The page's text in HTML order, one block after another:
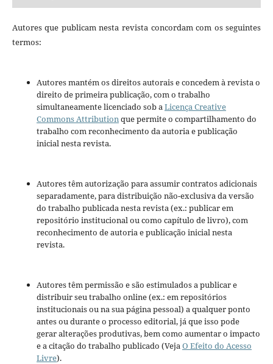
Autores que publicam nesta revista concordam com os seguintes
termos:
Autores mantém os direitos autorais e concedem à revista o
direito de primeira publicação, com o trabalho
simultaneamente licenciado sob a Licença Creative
Commons Attribution que permite o compartilhamento do
trabalho com reconhecimento da autoria e publicação
inicial nesta revista.
Autores têm autorização para assumir contratos adicionais
separadamente, para distribuição não-exclusiva da versão
do trabalho publicada nesta revista (ex.: publicar em
repositório institucional ou como capítulo de livro), com
reconhecimento de autoria e publicação inicial nesta
revista.
Autores têm permissão e são estimulados a publicar e
distribuir seu trabalho online (ex.: em repositórios
institucionais ou na sua página pessoal) a qualquer ponto
antes ou durante o processo editorial, já que isso pode
gerar alterações produtivas, bem como aumentar o impacto
e a citação do trabalho publicado (Veja O Efeito do Acesso
Livre).